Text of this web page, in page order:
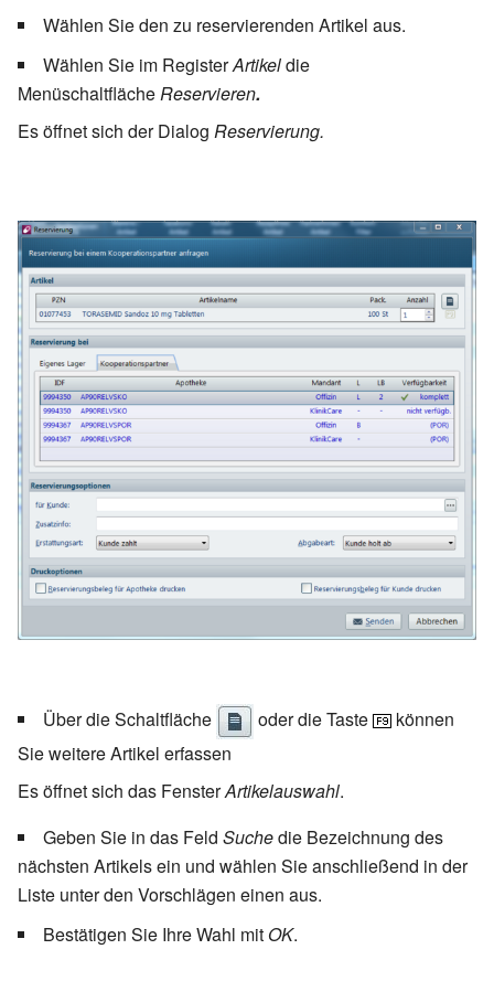
Wählen Sie den zu reservierenden Artikel aus.
Wählen Sie im RegisterArtikeldie
MenüschaltflächeReservieren.
Es öffnet sich der Dialog Reservierung.
Über die Schaltfläche oder die Taste
können
Sie weitere Artikel erfassen
Es öffnet sich das FensterArtikelauswahl.
Geben Sie in das Feld Suchedie Bezeichnung des
nächsten Artikels ein und wählen Sie anschließend in der
Liste unter den Vorschlägen einen aus.
Bestätigen Sie Ihre Wahl mit OK.